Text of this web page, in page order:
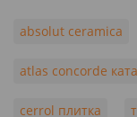
absolut ceramica
atlas concorde
cerrol плитка